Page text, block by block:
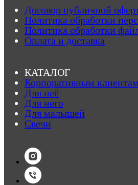
Договор публичной
Политика обработки
Политика обработки
Оплата и доставка
КАТАЛОГ
Корпоративным клиентам
Для неё
Для него
Для малышей
Свечи